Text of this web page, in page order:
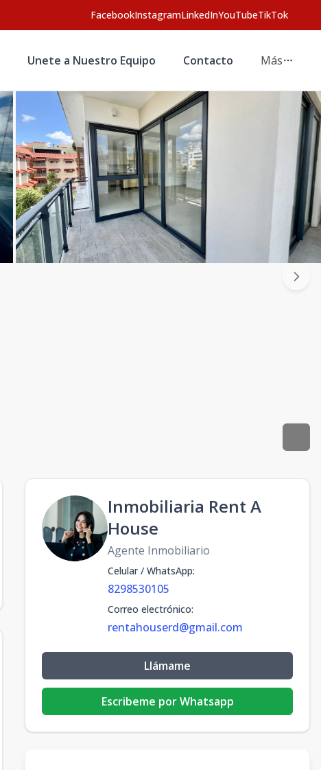
FacebookInstagramLinkedInYouTubeTikTok
Unete a Nuestro Equipo Contacto Más
Inmobiliaria Rent A
House
Agente Inmobiliario
Celular / WhatsApp:
8298530105
Correo electrónico:
rentahouserd@gmail.com
Llámame
Escribeme por Whatsapp